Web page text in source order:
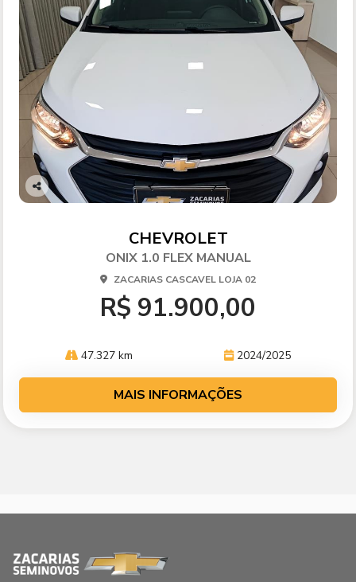
Co
CHEVROLET
ONIX 1.0 FLEX MANUAL
ZACARIAS CASCAVEL LOJA 02
R$ 91.900,00
47.327 km 2024/2025
MAIS INFORMAÇÕES